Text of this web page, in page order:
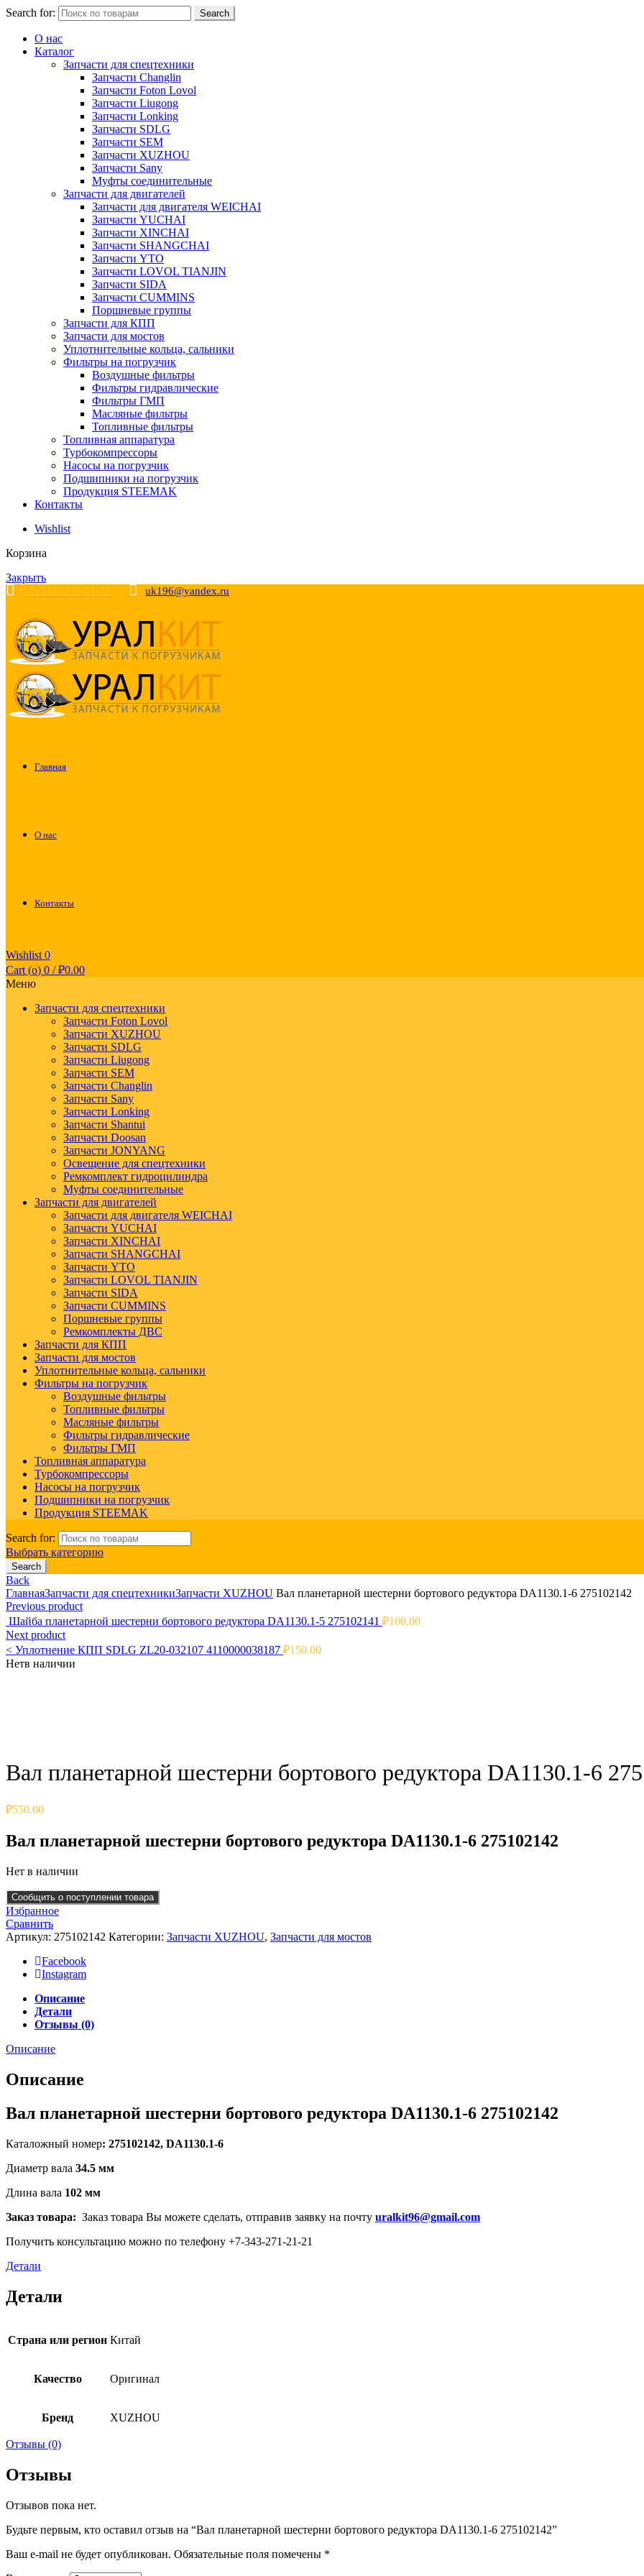
Search for: Search
О нас
Каталог
Запчасти для спецтехники
Запчасти Changlin
Запчасти Foton Lovol
Запчасти Liugong
Запчасти Lonking
Запчасти SDLG
Запчасти SEM
Запчасти XUZHOU
Запчасти Sany
Муфты соединительные
Запчасти для двигателей
Запчасти для двигателя WEICHAI
Запчасти YUCHAI
Запчасти XINCHAI
Запчасти SHANGCHAI
Запчасти YTO
Запчасти LOVOL TIANJIN
Запчасти SIDA
Запчасти CUMMINS
Поршневые группы
Запчасти для КПП
Запчасти для мостов
Уплотнительные кольца, сальники
Фильтры на погрузчик
Воздушные фильтры
Фильтры гидравлические
Фильтры ГМП
Масляные фильтры
Топливные фильтры
Топливная аппаратура
Турбокомпрессоры
Насосы на погрузчик
Подшипники на погрузчик
Продукция STEEMAK
Контакты
Wishlist
Корзина
Закрыть
+7 (343) 271-21-21 uk196@yandex.ru
Главная
О нас
Контакты
Wishlist 0
Cart (o) 0 / ₽0.00
Меню
Запчасти для спецтехники
Запчасти Foton Lovol
Запчасти XUZHOU
Запчасти SDLG
Запчасти Liugong
Запчасти SEM
Запчасти Changlin
Запчасти Sany
Запчасти Lonking
Запчасти Shantui
Запчасти Doosan
Запчасти JONYANG
Освещение для спецтехники
Ремкомплект гидроцилиндра
Муфты соединительные
Запчасти для двигателей
Запчасти для двигателя WEICHAI
Запчасти YUCHAI
Запчасти XINCHAI
Запчасти SHANGCHAI
Запчасти YTO
Запчасти LOVOL TIANJIN
Запчасти SIDA
Запчасти CUMMINS
Поршневые группы
Ремкомплекты ДВС
Запчасти для КПП
Запчасти для мостов
Уплотнительные кольца, сальники
Фильтры на погрузчик
Воздушные фильтры
Топливные фильтры
Масляные фильтры
Фильтры гидравлические
Фильтры ГМП
Топливная аппаратура
Турбокомпрессоры
Насосы на погрузчик
Подшипники на погрузчик
Продукция STEEMAK
Search for:
Выбрать категорию
Search
Back
ГлавнаяЗапчасти для спецтехникиЗапчасти XUZHOU Вал планетарной шестерни бортового редуктора DA1130.1-6 275102142
Previous product
Шайба планетарной шестерни бортового редуктора DA1130.1-5 275102141 ₽100.00
Next product
< Уплотнение КПП SDLG ZL20-032107 4110000038187 ₽150.00
Нетв наличии
Вал планетарной шестерни бортового редуктора DA1130.1-6
₽550.00
Вал планетарной шестерни бортового редуктора DA1130.1-6 275102142
Нет в наличии
Сообщить о поступлении товара
Избранное
Сравнить
Артикул: 275102142 Категории: Запчасти XUZHOU, Запчасти для мостов
Facebook
Instagram
Описание
Детали
Отзывы (0)
Описание
Описание
Вал планетарной шестерни бортового редуктора DA1130.1-6 275102142
Каталожный номер: 275102142, DA1130.1-6
Диаметр вала 34.5 мм
Длина вала 102 мм
Заказ товара: Заказ товара Вы можете сделать, отправив заявку на почту uralkit96@gmail.com
Получить консультацию можно по телефону +7-343-271-21-21
Детали
Детали
Страна или регион Китай
Качество Оригинал
Бренд XUZHOU
Отзывы (0)
Отзывы
Отзывов пока нет.
Будьте первым, кто оставил отзыв на “Вал планетарной шестерни бортового редуктора DA1130.1-6 275102142”
Ваш e-mail не будет опубликован. Обязательные поля помечены *